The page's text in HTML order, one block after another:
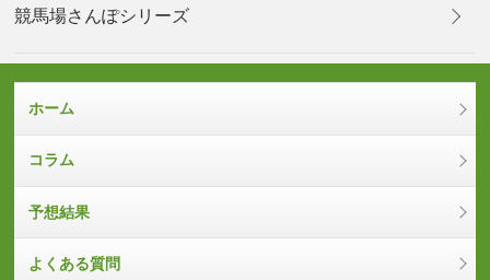
競馬場さんぽシリーズ
ホーム
コラム
予想結果
よくある質問